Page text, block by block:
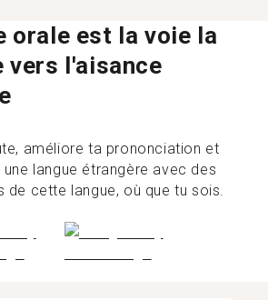
orale est la voie la
vers l'aisance
améliore ta prononciation et
langue étrangère avec des
de cette langue, où que tu sois.